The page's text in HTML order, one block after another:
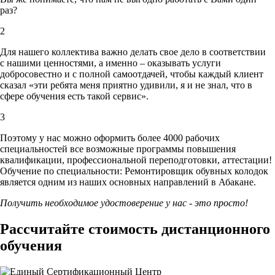
раз?
2
Для нашего коллектива важно делать свое дело в соответствии
с нашими ценностями, а именно – оказывать услуги
добросовестно и с полной самоотдачей, чтобы каждый клиент
сказал «эти ребята меня приятно удивили, я и не знал, что в
сфере обучения есть такой сервис».
3
Поэтому у нас можно оформить более 4000 рабочих
специальностей все возможные программы повышения
квалификации, профессиональной переподготовки, аттестации!
Обучение по специальности: Ремонтировщик обувных колодок
является одним из наших основных направлений в Абакане.
Получить необходимое удостоверение у нас - это просто!
Рассчитайте стоимость дистанционного
обучения